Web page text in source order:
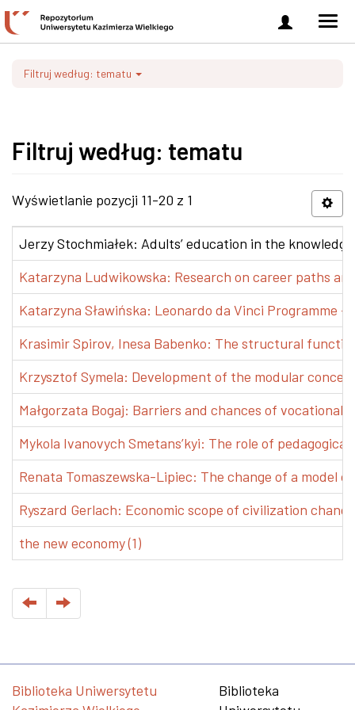
Zaloguj
się
Filtruj według: tematu
Filtruj według: tematu
Wyświetlanie pozycji 11-20 z 1
Jerzy Stochmiałek: Adults’ education in the
Katarzyna Ludwikowska: Research on career paths
Katarzyna Sławińska: Leonardo da Vinci Programme
Krasimir Spirov, Inesa Babenko: The structural
Krzysztof Symela: Development of the modular
Małgorzata Bogaj: Barriers and chances of vocational
Mykola Ivanovych Smetans’kyi: The role of
Renata Tomaszewska-Lipiec: The change of a model
Ryszard Gerlach: Economic scope of civilization
the new economy (1)
Biblioteka Uniwersytetu
Biblioteka